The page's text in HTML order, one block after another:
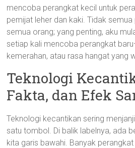
mencoba perangkat kecil untuk
pemijat leher dan kaki. Tidak
semua orang; yang penting, aku
setiap kali mencoba perangkat
kemerahan, atau rasa hangat yang
Teknologi
Fakta, dan Efek
Teknologi kecantikan sering
satu tombol. Di balik labelnya, ada
kita garis bawahi. Banyak